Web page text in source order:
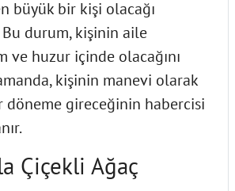
büyük bir kişi olacağı
Bu durum, kişinin aile
ve huzur içinde olacağını
kişinin manevi olarak
gireceğinin habercisi
Çiçekli Ağaç